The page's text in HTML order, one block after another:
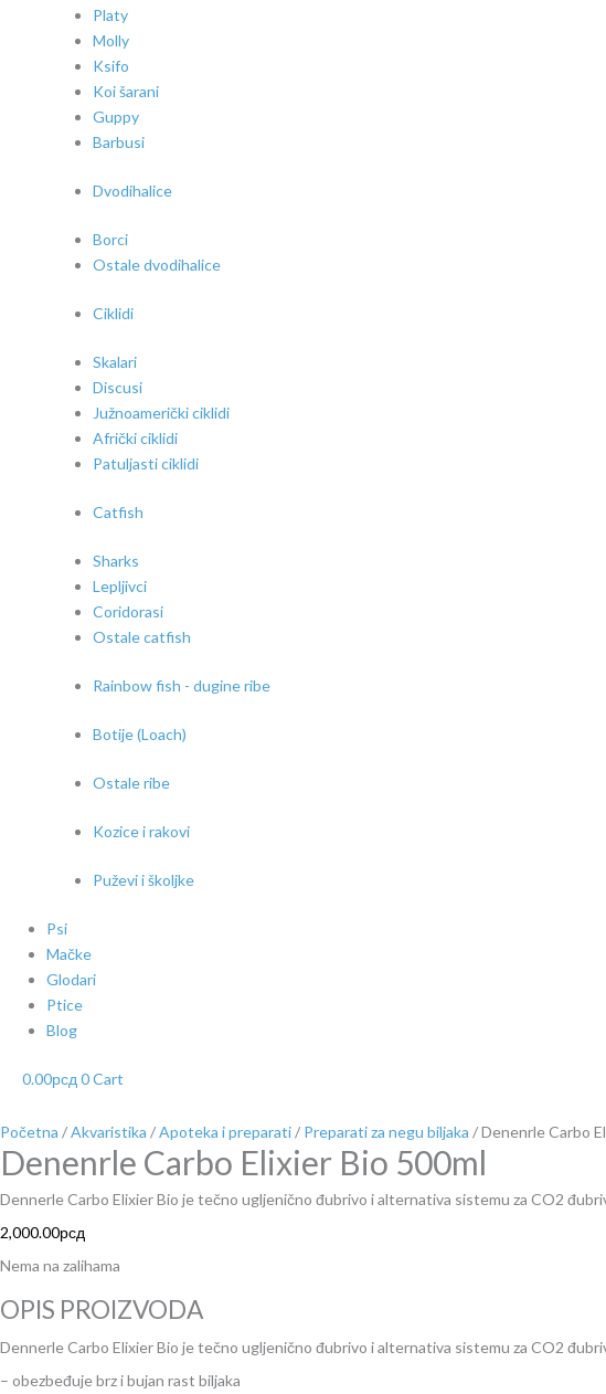
Platy
Molly
Ksifo
Koi šarani
Guppy
Barbusi
Dvodihalice
Borci
Ostale dvodihalice
Ciklidi
Skalari
Discusi
Južnoamerički ciklidi
Afrički ciklidi
Patuljasti ciklidi
Catfish
Sharks
Lepljivci
Coridorasi
Ostale catfish
Rainbow fish - dugine ribe
Botije (Loach)
Ostale ribe
Kozice i rakovi
Puževi i školjke
Psi
Mačke
Glodari
Ptice
Blog
0.00рсд 0Cart
Početna /Akvaristika /Apoteka i preparati/ Preparati za negu biljaka / Denenrle Carbo
Denenrle Carbo Elixier Bio 500ml
Dennerle Carbo Elixier Bio je tečno ugljenično đubrivo i alternativa sistemu za CO2
2,000.00рсд
Nema na zalihama
OPIS PROIZVODA
Dennerle Carbo Elixier Bio je tečno ugljenično đubrivo i alternativa sistemu za CO2
– obezbeđuje brz i bujan rast biljaka